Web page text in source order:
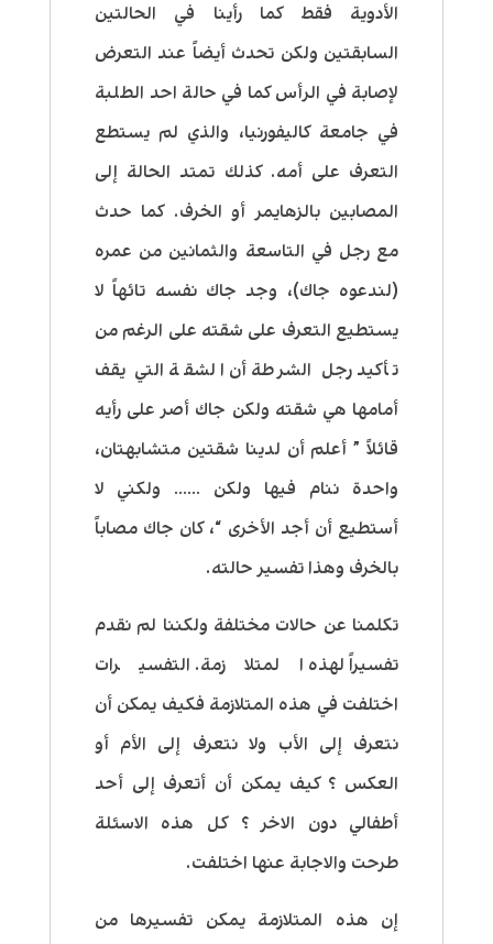
الأدوية فقط كما رأينا في الحالتين
السابقتين ولكن تحدث أيضاً عند التعرض
لإصابة في الرأس كما في حالة احد الطلبة
في جامعة كاليفورنيا، والذي لم يستطع
التعرف على أمه. كذلك تمتد الحالة إلى
المصابين بالزهايمر أو الخرف. كما حدث
مع رجل في التاسعة والثمانين من عمره
(لندعوه جاك)، وجد جاك نفسه تائهاً لا
يستطيع التعرف على شقته على الرغم من
تأكيد رجل الشرطة أن الشقة التي يقف
أمامها هي شقته ولكن جاك أصر على رأيه
قائلاً ” أعلم أن لدينا شقتين متشابهتان،
واحدة ننام فيها ولكن …… ولكني لا
أستطيع أن أجد الأخرى “، كان جاك مصاباً
بالخرف وهذا تفسير حالته.
تكلمنا عن حالات مختلفة ولكننا لم نقدم
تفسيراً لهذه المتلازمة. التفسيرات
اختلفت في هذه المتلازمة فكيف يمكن أن
نتعرف إلى الأب ولا نتعرف إلى الأم أو
العكس ؟ كيف يمكن أن أتعرف إلى أحد
أطفالي دون الاخر ؟ كل هذه الاسئلة
طرحت والاجابة عنها اختلفت.
إن هذه المتلازمة يمكن تفسيرها من